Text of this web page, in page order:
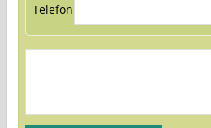
Telefon: